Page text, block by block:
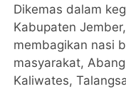
Dikemas dalam
Kabupaten
membagikan nasi
masyarakat,
Kaliwates,